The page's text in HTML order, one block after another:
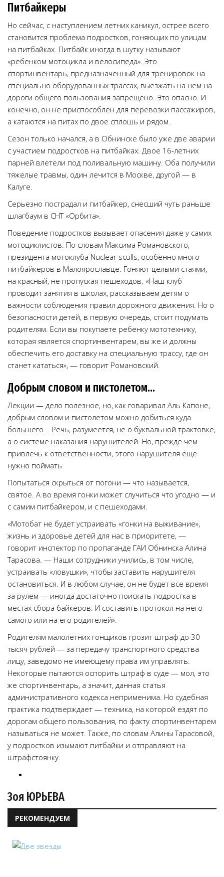
Питбайкеры
Но сейчас, с наступлением летних каникул, острее всего
становится проблема подростков, гоняющих по улицам
на питбайках. Питбайк иногда в шутку называют
«ребенком мотоцикла и велосипеда». Это
спортинвентарь, предназначенный для тренировок на
специально оборудованных трассах, выезжать на нем на
дороги общего пользования запрещено. Это опасно. И
конечно, он не приспособлен для перевозки пассажиров,
а катаются на питах по двое сплошь и рядом.
Сезон только начался, а в Обнинске было уже две аварии
с участием подростков на питбайках. Двое 16-летних
парней влетели под поливальную машину. Оба получили
тяжелые травмы, один лечится в Москве, другой — в
Калуге.
Серьезно пострадал и питбайкер, снесший чуть раньше
шлагбаум в СНТ «Орбита».
Поведение подростков вызывает опасения даже у самих
мотоциклистов. По словам Максима Романовского,
президента мотоклуба Nuclear sculls, особенно много
питбайкеров в Малоярославце. Гоняют целыми стаями,
на красный, не пропуская пешеходов. «Наш клуб
проводит занятия в школах, рассказываем детям о
важности соблюдения правил дорожного движения. Но о
безопасности детей, в первую очередь, стоит подумать
родителям. Если вы покупаете ребенку мототехнику,
которая является спортинвентарем, вы же и должны
обеспечить его доставку на специальную трассу, где он
станет кататься», — говорит Романовский.
Добрым словом и пистолетом...
Лекции — дело полезное, но, как говаривал Аль Капоне,
добрым словом и пистолетом можно добиться куда
большего... Речь, разумеется, не о буквальной трактовке,
а о системе наказания нарушителей. Но, прежде чем
привлечь к ответственности, этого нарушителя еще
нужно поймать.
Попытаться скрыться от погони — что называется,
святое. А во время гонки может случиться что угодно — и
с самим питбайкером, и с пешеходами.
«Мотобат не будет устраивать «гонки на выживание»,
жизнь и здоровье детей для нас в приоритете, —
говорит инспектор по пропаганде ГАИ Обнинска Алина
Тарасова. — Наши сотрудники учились, в том числе,
устраивать «ловушки», чтобы заставить нарушителя
остановиться. И в любом случае, он не будет все время
за рулем — иногда достаточно поискать подростка в
местах сбора байкеров. И составить протокол на него
самого или на его родителей».
Родителям малолетних гонщиков грозит штраф до 30
тысяч рублей — за передачу транспортного средства
лицу, заведомо не имеющему права им управлять.
Некоторые пытаются оспорить штраф в суде — мол, это
же спортинвентарь, а значит, данная статья
административного кодекса неприменима. Но судебная
практика подтверждает — техника, на которой ездят по
дорогам общего пользования, по факту спортинвентарем
называться не может. Также, по словам Алины Тарасовой,
у подростков изымают питбайки и отправляют на
штрафстоянку.
Зоя ЮРЬЕВА
РЕКОМЕНДУЕМ